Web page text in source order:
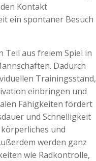
Kontakt
ein spontaner Besuch
aus freiem Spiel in
Dadurch
Trainingsstand,
einbringen und
Fähigkeiten fördert
und Schnelligkeit
und
werden ganz
wie Radkontrolle,